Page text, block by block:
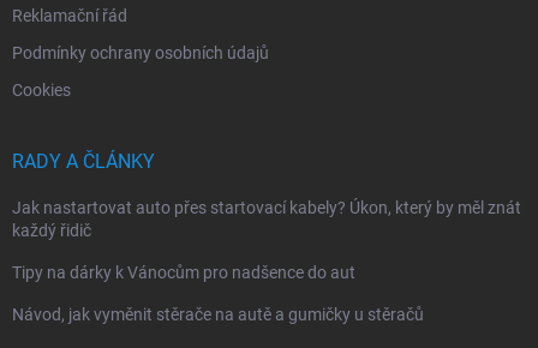
Reklamační řád
Podmínky ochrany osobních údajů
Cookies
RADY A ČLÁNKY
Jak nastartovat auto přes startovací kabely? Úkon, který by měl znát
každý řidič
Tipy na dárky k Vánocům pro nadšence do aut
Návod, jak vyměnit stěrače na autě a gumičky u stěračů